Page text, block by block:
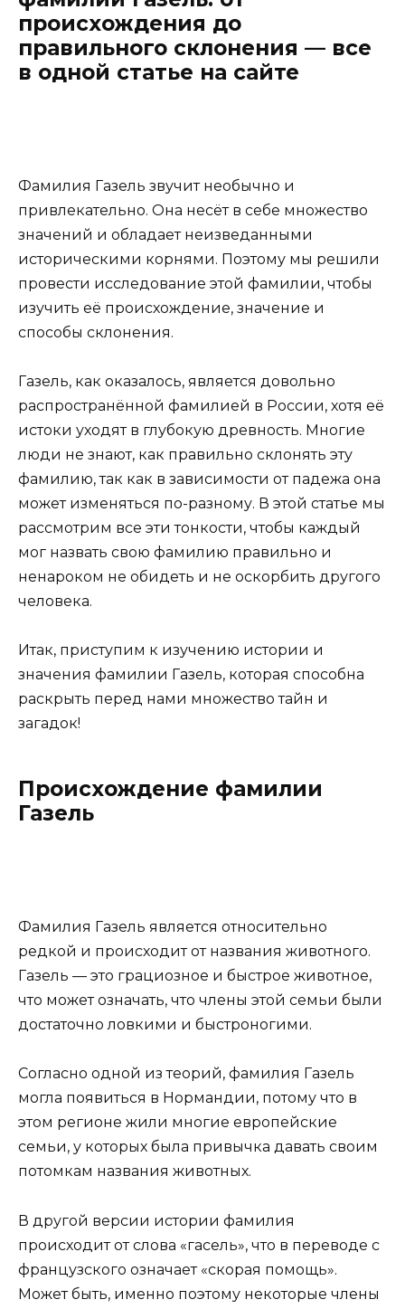
происхождения до
правильного склонения — все
в одной статье на сайте
Фамилия Газель звучит необычно и
привлекательно. Она несёт в себе множество
значений и обладает неизведанными
историческими корнями. Поэтому мы решили
провести исследование этой фамилии, чтобы
изучить её происхождение, значение и
способы склонения.
Газель, как оказалось, является довольно
распространённой фамилией в России, хотя её
истоки уходят в глубокую древность. Многие
люди не знают, как правильно склонять эту
фамилию, так как в зависимости от падежа она
может изменяться по-разному. В этой статье мы
рассмотрим все эти тонкости, чтобы каждый
мог назвать свою фамилию правильно и
ненароком не обидеть и не оскорбить другого
человека.
Итак, приступим к изучению истории и
значения фамилии Газель, которая способна
раскрыть перед нами множество тайн и
загадок!
Происхождение фамилии
Газель
Фамилия Газель является относительно
редкой и происходит от названия животного.
Газель — это грациозное и быстрое животное,
что может означать, что члены этой семьи были
достаточно ловкими и быстроногими.
Согласно одной из теорий, фамилия Газель
могла появиться в Нормандии, потому что в
этом регионе жили многие европейские
семьи, у которых была привычка давать своим
потомкам названия животных.
В другой версии истории фамилия
происходит от слова «гасель», что в переводе с
французского означает «скорая помощь».
Может быть, именно поэтому некоторые члены